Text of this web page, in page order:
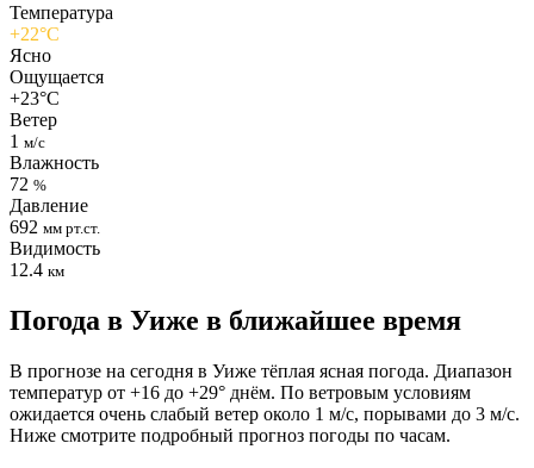
Температура
+22°C
Ясно
Ощущается
+23°C
Ветер
1 м/с
Влажность
72 %
Давление
692 мм рт.ст.
Видимость
12.4 км
Погода в Уиже в ближайшее время
В прогнозе на сегодня в Уиже тёплая ясная погода. Диапазон
температур от +16 до +29° днём. По ветровым условиям
ожидается очень слабый ветер около 1 м/с, порывами до 3 м/с.
Ниже смотрите подробный прогноз погоды по часам.